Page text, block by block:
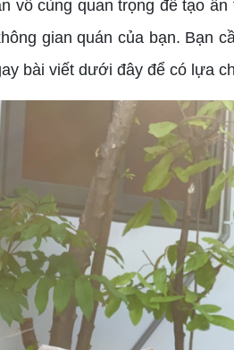
vô cùng quan trọng để tạo
gian quán của bạn. Bạn
bài viết dưới đây để có lựa